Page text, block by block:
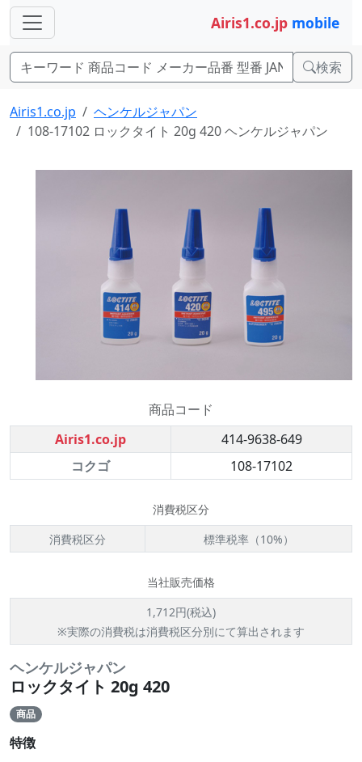
Airis1.co.jp mobile
検索
Airis1.co.jp
ヘンケルジャパン
108-17102 ロックタイト 20g 420 ヘンケルジャパン
商品コード
Airis1.co.jp
414-9638-649
コクゴ
108-17102
消費税区分
消費税区分
標準税率（10%）
当社販売価格
1,712円(税込)
※実際の消費税は消費税区分別にて算出されます
ヘンケルジャパン
ロックタイト 20g 420
商品
特徴